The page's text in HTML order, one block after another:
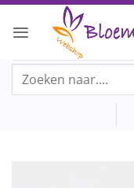
Zoeken